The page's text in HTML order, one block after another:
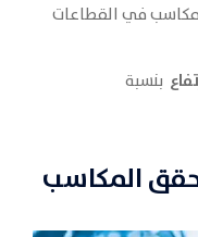
في القطاعات
بنسبة
المكاسب